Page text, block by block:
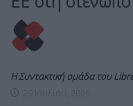
Η Συντακτική ομάδα του